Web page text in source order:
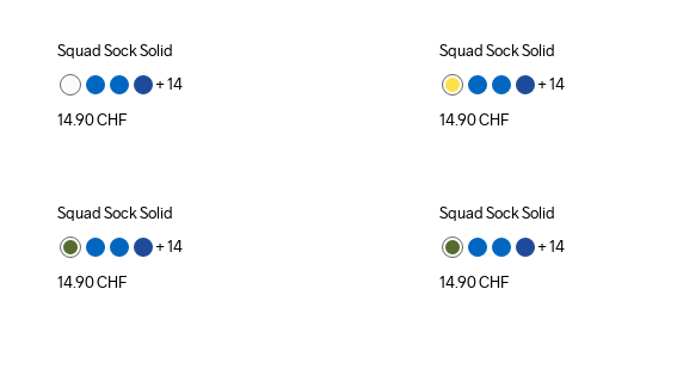
Squad Sock Solid
+ 14
14.90CHF
Squad Sock Solid
+ 14
14.90CHF
Squad Sock Solid
+ 14
14.90CHF
Squad Sock Solid
+ 14
14.90CHF